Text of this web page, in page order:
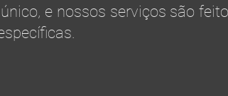
e nossos serviços são